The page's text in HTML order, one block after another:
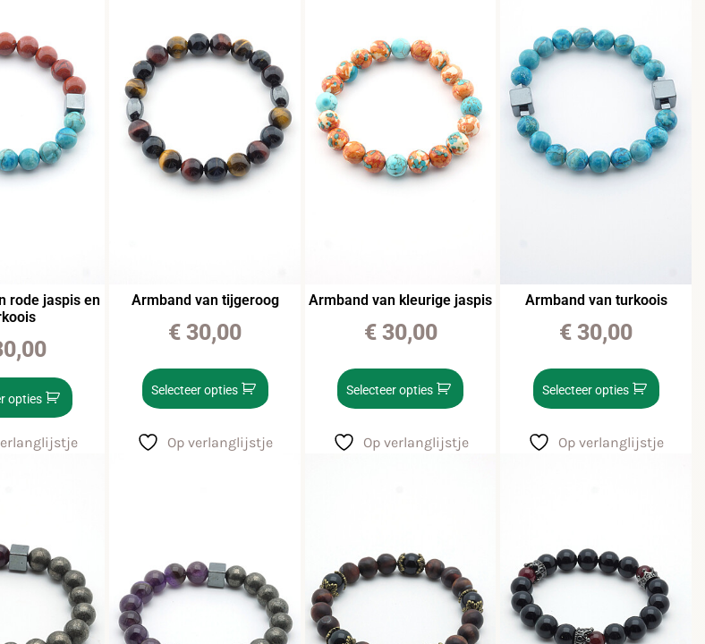
rode jaspis en
opties
Armband van tijgeroog
€ 30,00
Selecteer opties
Op verlanglijstje
Armband van kleurige jaspis
€30,00
Selecteer opties
Op verlanglijstje
Armband van turkoois
€ 30,00
Selecteer opties
Op verlanglijstje